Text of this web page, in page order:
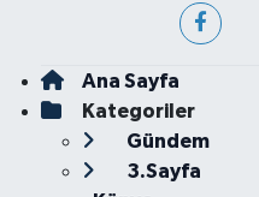
Ana Sayfa
Kategoriler
Gündem
3.Sayfa